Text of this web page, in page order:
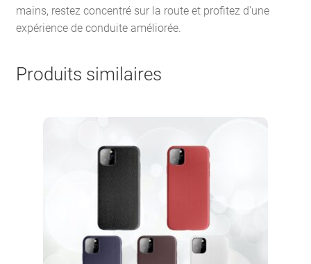
mains, restez concentré sur la route et profitez d’une
expérience de conduite améliorée.
Produits similaires